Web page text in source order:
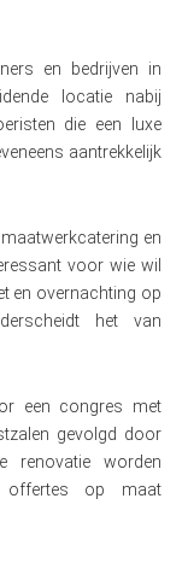
en bedrijven in
locatie nabij
die een luxe
aantrekkelijk
maatwerkcatering en
voor wie wil
en overnachting op
het van
een congres met
gevolgd door
renovatie worden
offertes op maat